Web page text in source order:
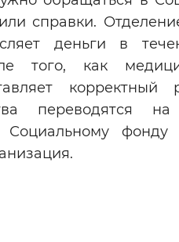
справки.
деньги в
того, как
корректный
переводятся на
Социальному фонду